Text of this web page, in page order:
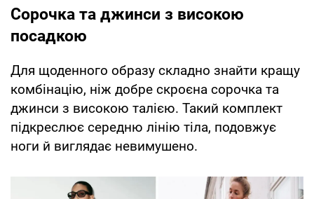
Сорочка та джинси з високою
посадкою
Для щоденного образу складно знайти кращу
комбінацію, ніж добре скроєна сорочка та
джинси з високою талією. Такий комплект
підкреслює середню лінію тіла, подовжує
ноги й виглядає невимушено.